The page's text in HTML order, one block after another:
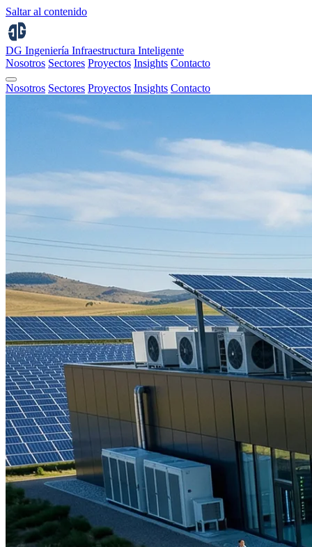
Saltar al contenido
DG Ingeniería Infraestructura Inteligente
Nosotros Sectores Proyectos Insights Contacto
Nosotros Sectores Proyectos Insights Contacto